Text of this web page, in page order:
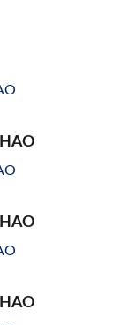
НАО
НАО
НАО